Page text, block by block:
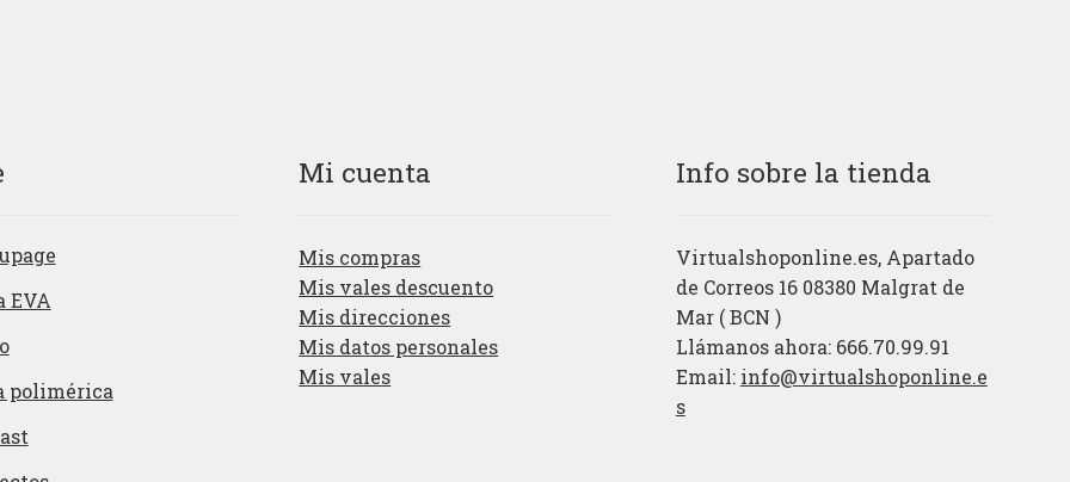
EVA
polimérica
Mi cuenta
Mis compras
Mis vales descuento
Mis direcciones
Mis datos personales
Mis vales
Info sobre la tienda
Virtualshoponline.es, Apartado
de Correos 16 08380 Malgrat de
Mar ( BCN )
Llámanos ahora: 666.70.99.91
Email: info@virtualshoponline.e
s